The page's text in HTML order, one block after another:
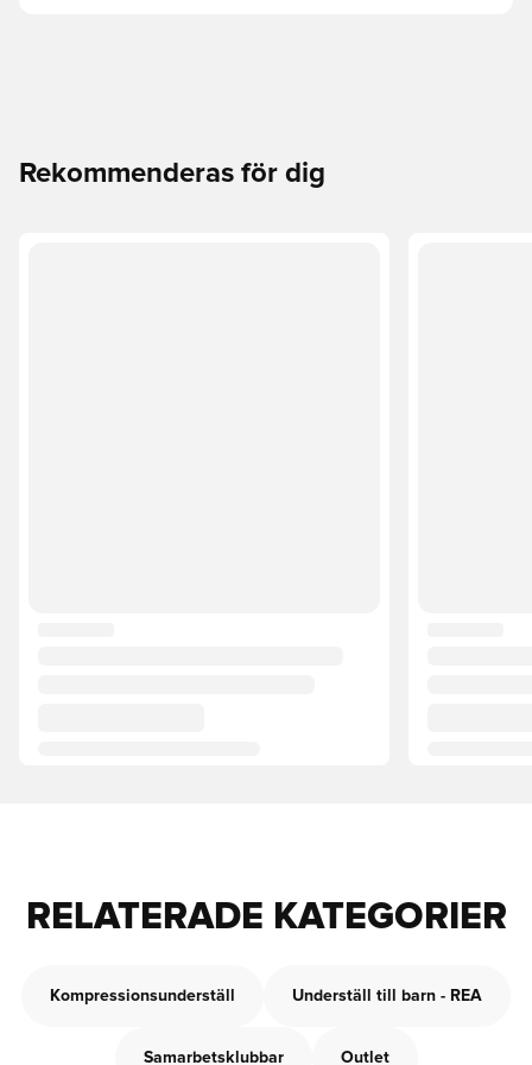
Rekommenderas för dig
RELATERADE KATEGORIER
Kompressionsunderställ Underställ till barn - REA
Samarbetsklubbar Outlet